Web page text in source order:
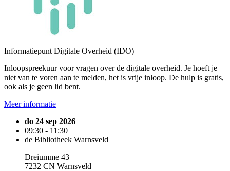
Informatiepunt Digitale Overheid (IDO)
Inloopspreekuur voor vragen over de digitale overheid. Je hoeft je
niet van te voren aan te melden, het is vrije inloop. De hulp is gratis,
ook als je geen lid bent.
Meer informatie
do 24 sep 2026
09:30 - 11:30
de Bibliotheek Warnsveld
Dreiumme 43
7232 CN Warnsveld